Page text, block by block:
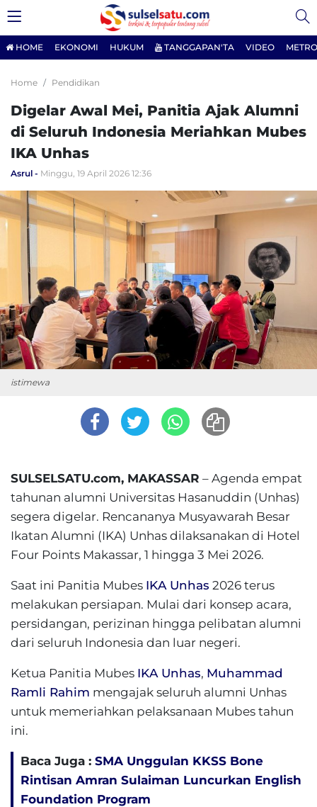
HOME EKONOMI HUKUM TANGGAPAN'TA VIDEO
Home Pendidikan
Digelar Awal Mei, Panitia Ajak Alumni
di Seluruh Indonesia Meriahkan Mubes
IKA Unhas
Asrul Minggu, 19 April 2026 12:36
istimewa
SULSELSATU.com, MAKASSAR – Agenda empat
tahunan alumni Universitas Hasanuddin (Unhas)
segera digelar. Rencananya Musyawarah Besar
Ikatan Alumni (IKA) Unhas dilaksanakan di Hotel
Four Points Makassar, 1 hingga 3 Mei 2026.
Saat ini Panitia Mubes IKA Unhas 2026 terus
melakukan persiapan. Mulai dari konsep acara,
persidangan, perizinan hingga pelibatan alumni
dari seluruh Indonesia dan luar negeri.
Ketua Panitia Mubes IKA Unhas, Muhammad
Ramli Rahim mengajak seluruh alumni Unhas
untuk memeriahkan pelaksanaan Mubes tahun
ini.
Baca Juga : SMA Unggulan KKSS Bone
Rintisan Amran Sulaiman Luncurkan English
Foundation Program